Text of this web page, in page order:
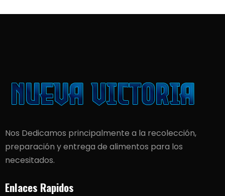
Nos Dedicamos principalmente a la recolección,
preparación y entrega de alimentos para los
necesitados.
Enlaces Rapidos